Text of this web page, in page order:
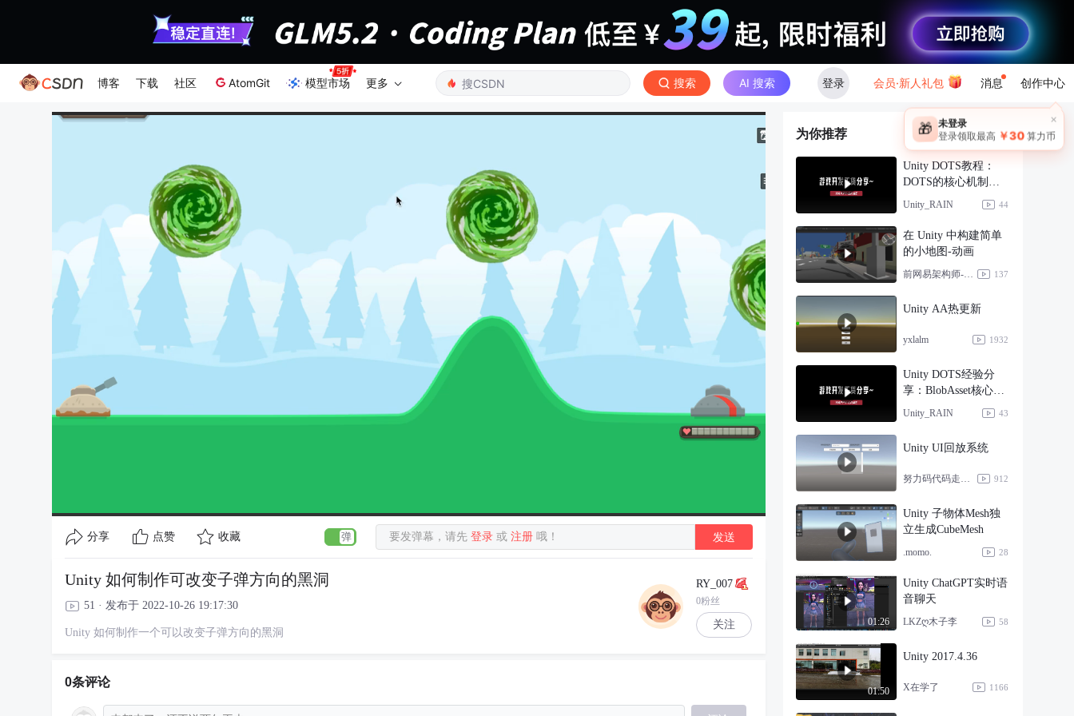
博客 下载 社区 AtomGit 模型市场 更多 搜索 AI 搜索 登录 会员·新人礼包 消息 创作中心
×
🎁 未登录
登录领取最高 ￥30 算力币
分享 点赞 收藏 要发弹幕，请先登录 或注册 哦！ 发送
Unity 如何制作可改变子弹方向的黑洞
51 · 发布于 2022-10-26 19:17:30
Unity 如何制作一个可以改变子弹方向的黑洞
RY_007
0粉丝
关注
0条评论
为你推荐
Unity DOTS教程：
DOTS的核心机制与
概述
Unity_RAIN 44
在 Unity 中构建简单
的小地图-动画
前网易架构师-高司机 137
Unity AA热更新
yxlalm 1932
Unity DOTS经验分
享：BlobAsset核心机
制分析
Unity_RAIN 43
Unity UI回放系统
912
Unity 子物体Mesh独
立生成CubeMesh
.momo. 28
01:26
Unity ChatGPT实时语
音聊天
LKZღ木子李 58
01:50
Unity 2017.4.36
X在学了 1166